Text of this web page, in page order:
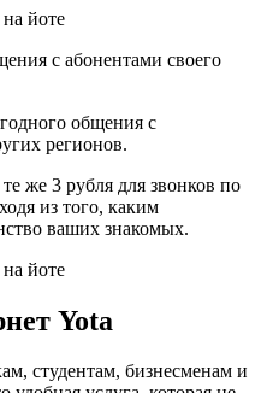
с абонентами своего
общения с
регионов.
же 3 рубля для звонков по
из того, каким
ваших знакомых.
Yota
студентам, бизнесменам и